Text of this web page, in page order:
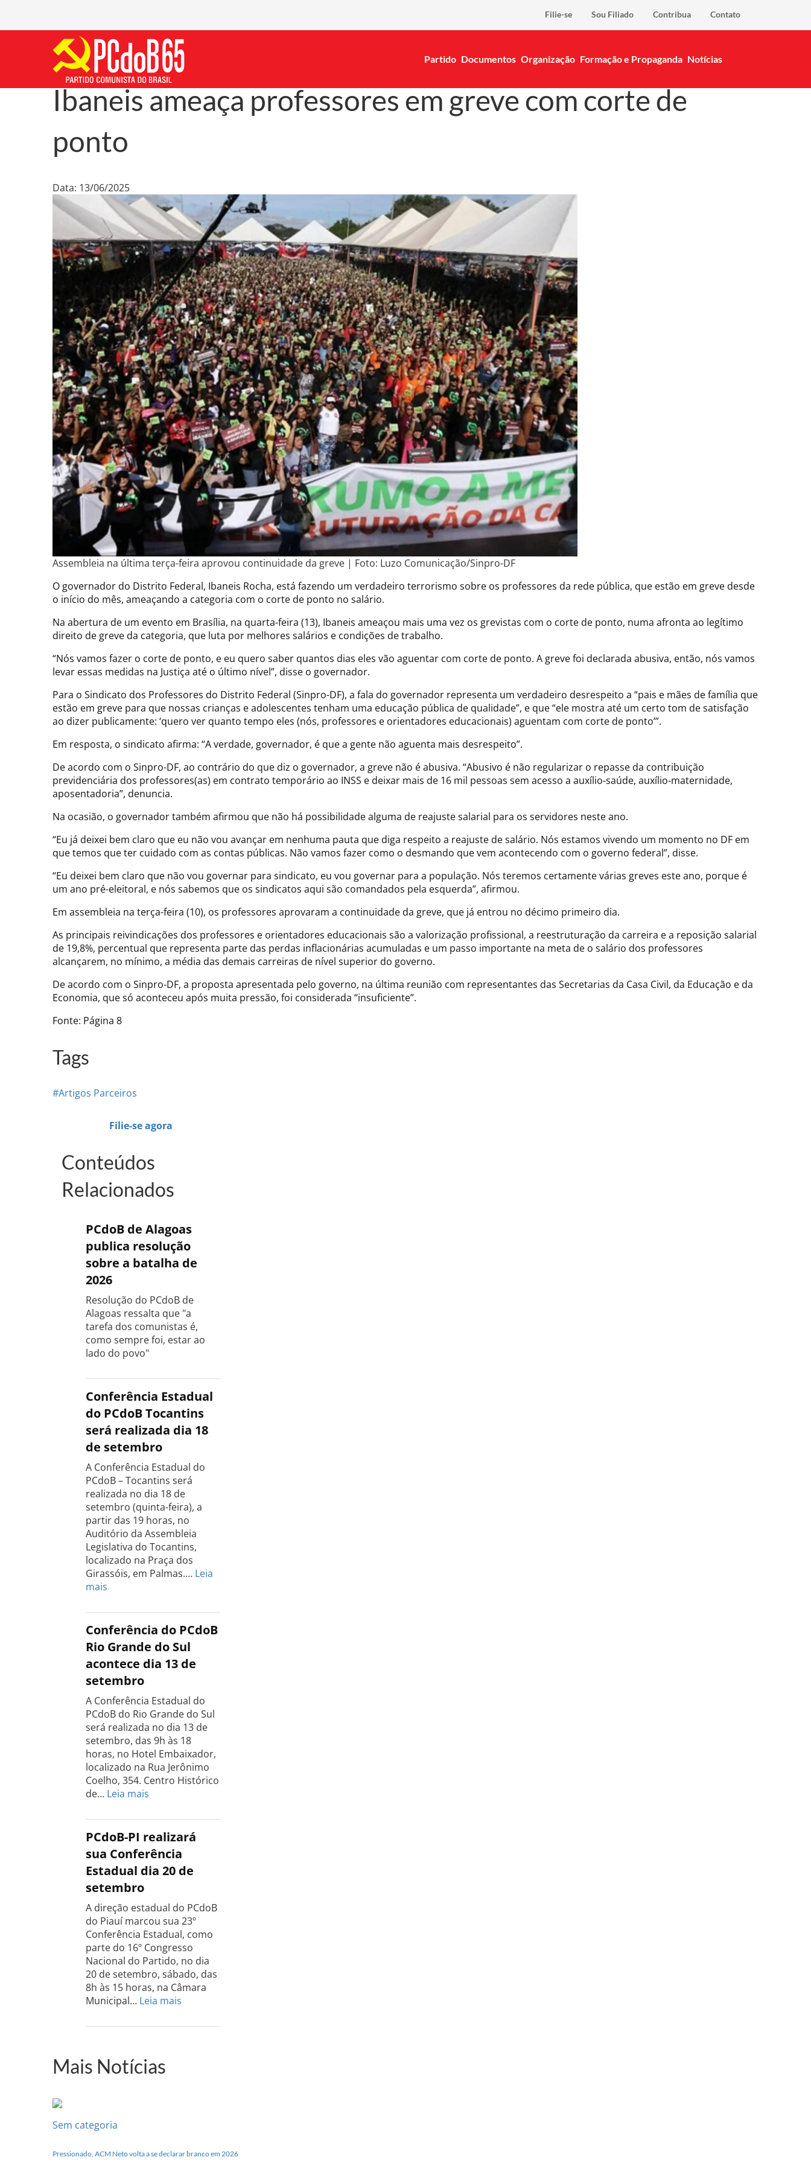
Filie-se Sou Filiado Contribua Contato
Partido Documentos Organização Formação e Propaganda Notícias
Ibaneis ameaça professores em greve com corte de
ponto
Data: 13/06/2025
Assembleia na última terça-feira aprovou continuidade da greve | Foto: Luzo Comunicação/Sinpro-DF
O governador do Distrito Federal, Ibaneis Rocha, está fazendo um verdadeiro terrorismo sobre os professores da rede pública, que estão em greve desde
o início do mês, ameaçando a categoria com o corte de ponto no salário.
Na abertura de um evento em Brasília, na quarta-feira (13), Ibaneis ameaçou mais uma vez os grevistas com o corte de ponto, numa afronta ao legítimo
direito de greve da categoria, que luta por melhores salários e condições de trabalho.
“Nós vamos fazer o corte de ponto, e eu quero saber quantos dias eles vão aguentar com corte de ponto. A greve foi declarada abusiva, então, nós vamos
levar essas medidas na Justiça até o último nível”, disse o governador.
Para o Sindicato dos Professores do Distrito Federal (Sinpro-DF), a fala do governador representa um verdadeiro desrespeito a “pais e mães de família que
estão em greve para que nossas crianças e adolescentes tenham uma educação pública de qualidade”, e que “ele mostra até um certo tom de satisfação
ao dizer publicamente: ‘quero ver quanto tempo eles (nós, professores e orientadores educacionais) aguentam com corte de ponto’”.
Em resposta, o sindicato afirma: “A verdade, governador, é que a gente não aguenta mais desrespeito”.
De acordo com o Sinpro-DF, ao contrário do que diz o governador, a greve não é abusiva. “Abusivo é não regularizar o repasse da contribuição
previdenciária dos professores(as) em contrato temporário ao INSS e deixar mais de 16 mil pessoas sem acesso a auxílio-saúde, auxílio-maternidade,
aposentadoria”, denuncia.
Na ocasião, o governador também afirmou que não há possibilidade alguma de reajuste salarial para os servidores neste ano.
“Eu já deixei bem claro que eu não vou avançar em nenhuma pauta que diga respeito a reajuste de salário. Nós estamos vivendo um momento no DF em
que temos que ter cuidado com as contas públicas. Não vamos fazer como o desmando que vem acontecendo com o governo federal”, disse.
“Eu deixei bem claro que não vou governar para sindicato, eu vou governar para a população. Nós teremos certamente várias greves este ano, porque é
um ano pré-eleitoral, e nós sabemos que os sindicatos aqui são comandados pela esquerda”, afirmou.
Em assembleia na terça-feira (10), os professores aprovaram a continuidade da greve, que já entrou no décimo primeiro dia.
As principais reivindicações dos professores e orientadores educacionais são a valorização profissional, a reestruturação da carreira e a reposição salarial
de 19,8%, percentual que representa parte das perdas inflacionárias acumuladas e um passo importante na meta de o salário dos professores
alcançarem, no mínimo, a média das demais carreiras de nível superior do governo.
De acordo com o Sinpro-DF, a proposta apresentada pelo governo, na última reunião com representantes das Secretarias da Casa Civil, da Educação e da
Economia, que só aconteceu após muita pressão, foi considerada “insuficiente”.
Fonte: Página 8
Tags
#Artigos Parceiros
Filie-se agora
Conteúdos
Relacionados
PCdoB de Alagoas
publica resolução
sobre a batalha de
2026
Resolução do PCdoB de
Alagoas ressalta que "a
tarefa dos comunistas é,
como sempre foi, estar ao
lado do povo"
Conferência Estadual
do PCdoB Tocantins
será realizada dia 18
de setembro
A Conferência Estadual do
PCdoB – Tocantins será
realizada no dia 18 de
setembro (quinta-feira), a
partir das 19 horas, no
Auditório da Assembleia
Legislativa do Tocantins,
localizado na Praça dos
Girassóis, em Palmas.… Leia
mais
Estadual
do
Tocantins
será
realizada
18
de
setembro
Conferência do PCdoB
Rio Grande do Sul
acontece dia 13 de
setembro
A Conferência Estadual do
PCdoB do Rio Grande do Sul
será realizada no dia 13 de
setembro, das 9h às 18
horas, no Hotel Embaixador,
localizado na Rua Jerônimo
Coelho, 354. Centro Histórico
de… Leia mais
do
PCdoB
Rio
Grande
do
dia
13
de
setembro
PCdoB-PI realizará
sua Conferência
Estadual dia 20 de
setembro
A direção estadual do PCdoB
do Piauí marcou sua 23º
Conferência Estadual, como
parte do 16º Congresso
Nacional do Partido, no dia
20 de setembro, sábado, das
8h às 15 horas, na Câmara
Municipal… Leia mais
PI
Mais Notícias
Sem categoria
Pressionado, ACM Neto volta a se declarar branco em 2026